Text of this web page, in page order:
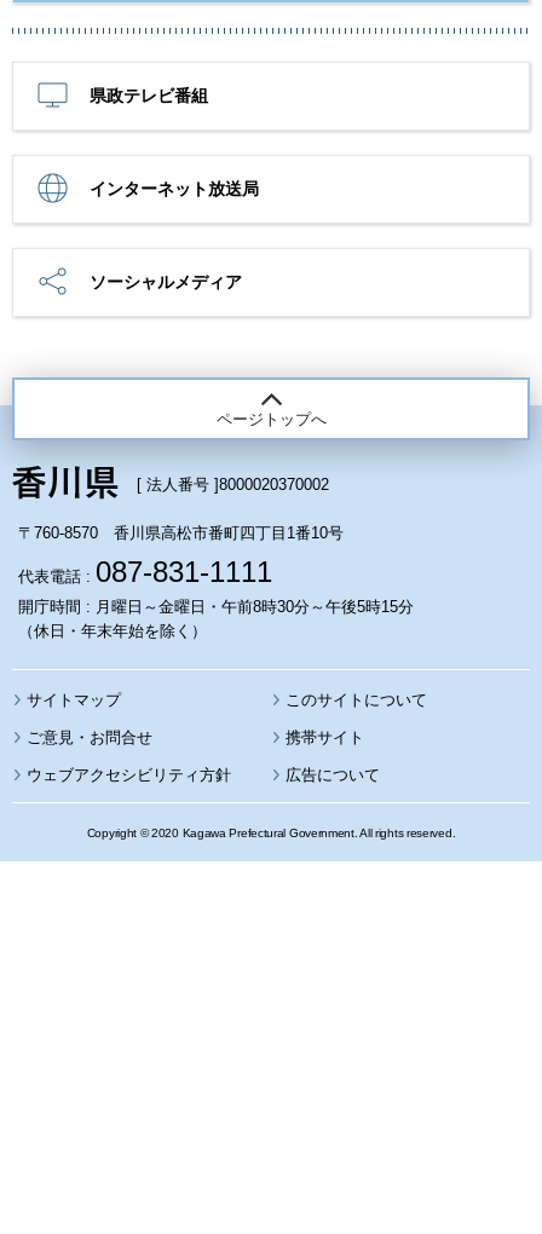
県政テレビ番組
インターネット放送局
ソーシャルメディア
ページトップへ
[ 法人番号 ]8000020370002
〒760-8570 香川県高松市番町四丁目1番10号
代表電話 : 087-831-1111
開庁時間 : 月曜日～金曜日・午前8時30分～午後5時15分
（休日・年末年始を除く）
サイトマップ このサイトについて
携帯サイト
ウェブアクセシビリティ方針 広告について
Copyright © 2020 Kagawa Prefectural Government. All rights reserved.